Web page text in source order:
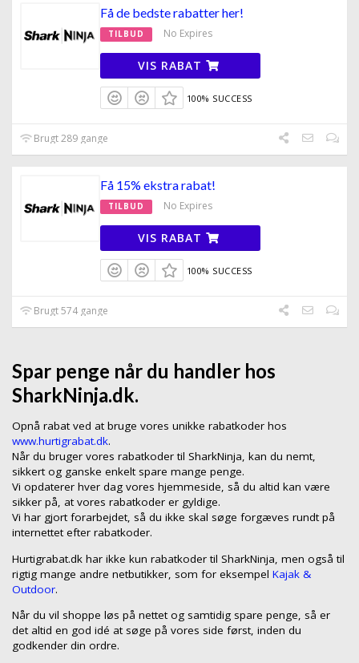
Få de bedste rabatter her!
TILBUD No Expires
VIS RABAT
100% SUCCESS
Brugt 289 gange
Få 15% ekstra rabat!
TILBUD No Expires
VIS RABAT
100% SUCCESS
Brugt 574 gange
Spar penge når du handler hos
SharkNinja.dk.
Opnå rabat ved at bruge vores unikke rabatkoder hos
www.hurtigrabat.dk.
Når du bruger vores rabatkoder til SharkNinja, kan du nemt,
sikkert og ganske enkelt spare mange penge.
Vi opdaterer hver dag vores hjemmeside, så du altid kan være
sikker på, at vores rabatkoder er gyldige.
Vi har gjort forarbejdet, så du ikke skal søge forgæves rundt på
internettet efter rabatkoder.
Hurtigrabat.dk har ikke kun rabatkoder til SharkNinja, men også til
rigtig mange andre netbutikker, som for eksempel Kajak &
Outdoor.
Når du vil shoppe løs på nettet og samtidig spare penge, så er
det altid en god idé at søge på vores side først, inden du
godkender din ordre.